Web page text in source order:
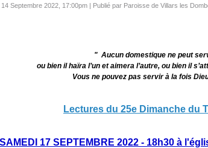
14 Septembre 2022, 17:00pm | Publié par Paroisse de Villars les
" Aucun domestique ne peut
ou bien il haïra l’un et aimera l’autre, ou bien il
Vous ne pouvez pas servir à la fois
Lectures du 25e Dimanche du
SAMEDI 17 SEPTEMBRE 2022 - 18h30 à